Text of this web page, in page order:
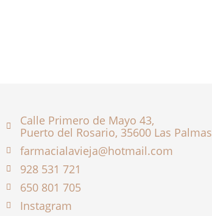
Calle Primero de Mayo 43,
Puerto del Rosario, 35600 Las Palmas
farmacialavieja@hotmail.com
928 531 721
650 801 705
Instagram